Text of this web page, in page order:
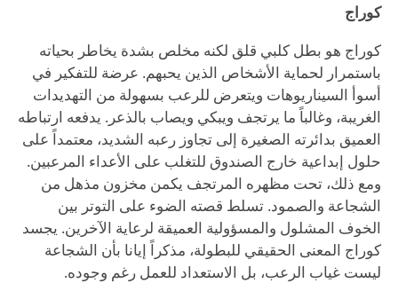
كوراج
كوراج هو بطل كلبي قلق لكنه مخلص بشدة يخاطر بحياته
باستمرار لحماية الأشخاص الذين يحبهم. عرضة للتفكير في
أسوأ السيناريوهات ويتعرض للرعب بسهولة من التهديدات
الغريبة، وغالباً ما يرتجف ويبكي ويصاب بالذعر. يدفعه ارتباطه
العميق بدائرته الصغيرة إلى تجاوز رعبه الشديد، معتمداً على
حلول إبداعية خارج الصندوق للتغلب على الأعداء المرعبين.
ومع ذلك، تحت مظهره المرتجف يكمن مخزون مذهل من
الشجاعة والصمود. تسلط قصته الضوء على التوتر بين
الخوف المشلول والمسؤولية العميقة لرعاية الآخرين. يجسد
كوراج المعنى الحقيقي للبطولة، مذكراً إيانا بأن الشجاعة
ليست غياب الرعب، بل الاستعداد للعمل رغم وجوده.